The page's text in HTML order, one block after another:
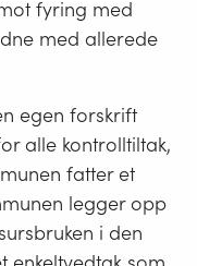
fyring med
med allerede
egen forskrift
alle kontrolltiltak,
fatter et
legger opp
i den